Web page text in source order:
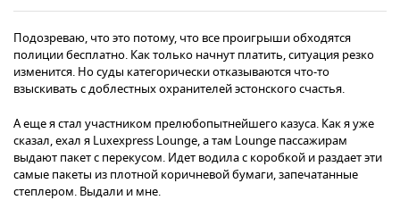
Подозреваю, что это потому, что все проигрыши обходятся
полиции бесплатно. Как только начнут платить, ситуация резко
изменится. Но суды категорически отказываются что-то
взыскивать с доблестных охранителей эстонского счастья.
А еще я стал участником прелюбопытнейшего казуса. Как я уже
сказал, ехал я Luxexpress Lounge, а там Lounge пассажирам
выдают пакет с перекусом. Идет водила с коробкой и раздает эти
самые пакеты из плотной коричневой бумаги, запечатанные
степлером. Выдали и мне.